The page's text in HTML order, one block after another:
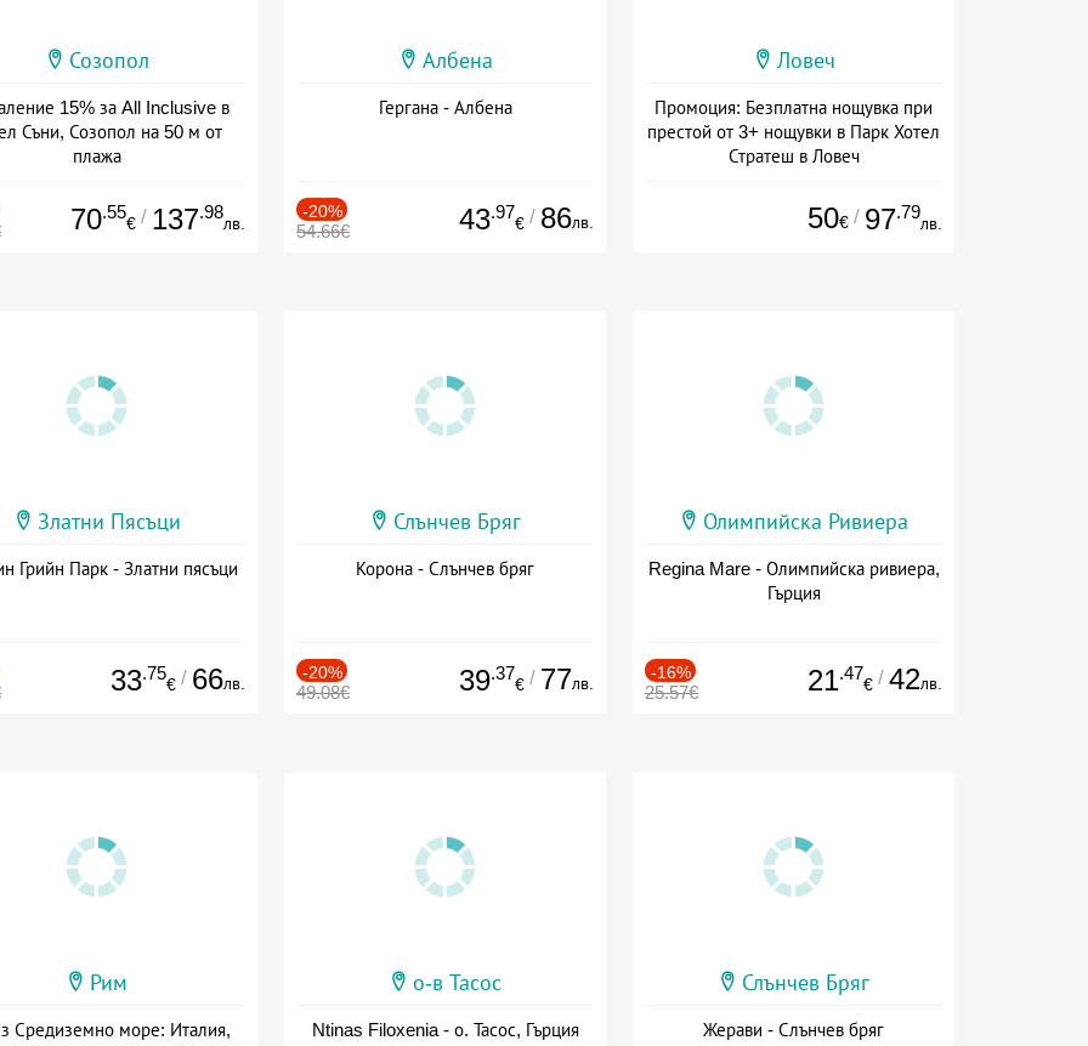
Созопол
15% за All Inclusive в
Съни, Созопол на 50 м от
плажа
70.55
€ / 137.98
лв.
Албена
Гергана - Албена
-20%
54.66€ 43.97
€ / 86лв.
Ловеч
Промоция: Безплатна нощувка при
престой от 3+ нощувки в Парк Хотел
Стратеш в Ловеч
50€ / 97.79
лв.
Златни Пясъци
Грийн Парк - Златни пясъци
33.75
€ / 66лв.
Слънчев Бряг
Корона - Слънчев бряг
-20%
49.08€ 39.37
€ / 77лв.
Олимпийска Ривиера
Regina Mare - Олимпийска ривиера,
Гърция
-16%
25.57€ 21.47
€ / 42лв.
Рим
Средиземно море: Италия,
о-в Тасос
Ntinas Filoxenia - о. Тасос, Гърция
Слънчев Бряг
Жерави - Слънчев бряг